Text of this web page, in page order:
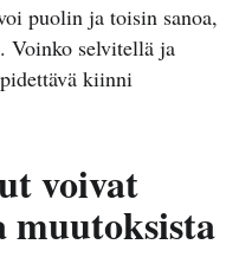
puolin ja toisin sanoa,
Voinko selvitellä ja
kiinni
voivat
muutoksista